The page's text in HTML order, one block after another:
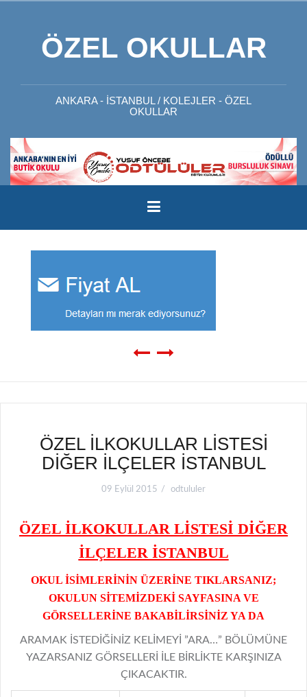
ÖZEL OKULLAR
ANKARA - İSTANBUL / KOLEJLER - ÖZEL
OKULLAR
ÖZEL İLKOKULLAR LİSTESİ
DİĞER İLÇELER İSTANBUL
09 Eylül 2015 odtululer
ÖZEL İLKOKULLAR LİSTESİ DİĞER
İLÇELER İSTANBUL
OKUL İSİMLERİNİN ÜZERİNE TIKLARSANIZ;
OKULUN SİTEMİZDEKİ SAYFASINA VE
GÖRSELLERİNE BAKABİLİRSİNİZ YA DA
ARAMAK İSTEDİĞİNİZ KELİMEYİ ”ARA…” BÖLÜMÜNE
YAZARSANIZ GÖRSELLERİ İLE BİRLİKTE KARŞINIZA
ÇIKACAKTIR.